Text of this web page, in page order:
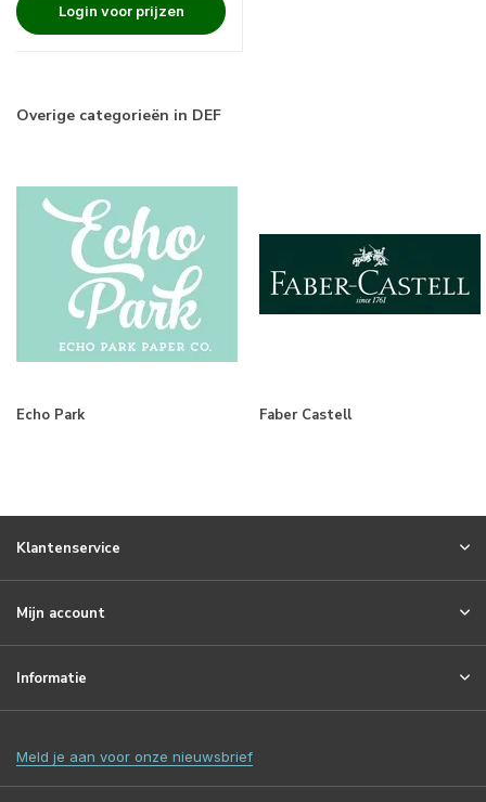
Login voor prijzen
Overige categorieën in DEF
Echo Park Faber Castell
Klantenservice
Mijn account
Informatie
Meld je aan voor onze nieuwsbrief